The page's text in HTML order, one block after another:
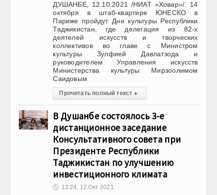
ДУШАНБЕ, 12.10.2021 /НИАТ «Ховар»/. 14
октября в штаб-квартире ЮНЕСКО в
Париже пройдут Дни культуры Республики
Таджикистан, где делегация из 82-х
деятелей искусств и творческих
коллективов во главе с Министром
культуры Зулфией Давлатзода и
руководителем Управления искусств
Министерства культуры Мирзоолимом
Саидовым
Прочитать полный текст ▸
В Душанбе состоялось 3-е
дистанционное заседание
Консультативного совета при
Президенте Республики
Таджикистан по улучшению
инвестиционного климата
🕔 13:24, 12.Окт 2021